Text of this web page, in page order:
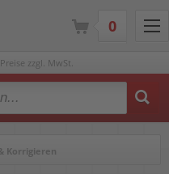
zzgl. MwSt.
Korrigieren
0